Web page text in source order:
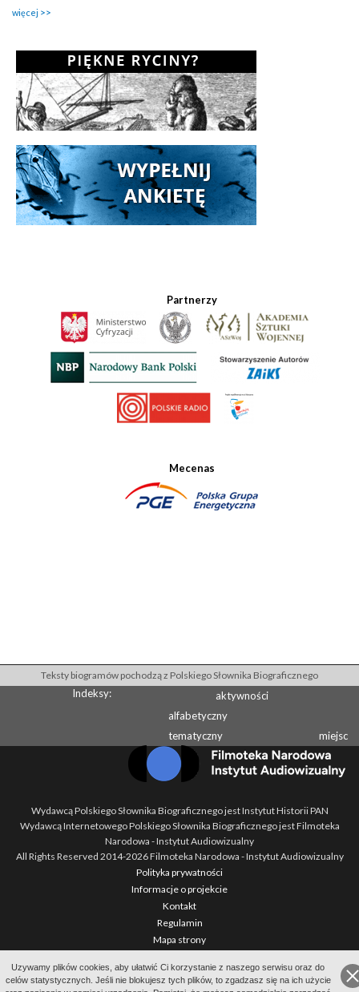
więcej
Partnerzy
Mecenas
Uzywamy plików cookies, aby ułatwić Ci korzystanie z naszego serwisu oraz do
celów statystycznych. Jeśli nie blokujesz tych plików, to zgadzasz się na ich użycie
Teksty biogramów pochodzą z Polskiego Słownika Biograficznego
Indeksy:
aktywności
alfabetyczny
tematyczny
miejsc
Wydawcą Polskiego Słownika Biograficznego jest Instytut Historii PAN
Wydawcą Internetowego Polskiego Słownika Biograficznego jest Filmoteka
Narodowa - Instytut Audiowizualny
All Rights Reserved 2014-2026Filmoteka Narodowa - Instytut Audiowizualny
Polityka prywatności
Informacje o projekcie
Kontakt
Regulamin
Mapa strony
Wersja: 1.2.0